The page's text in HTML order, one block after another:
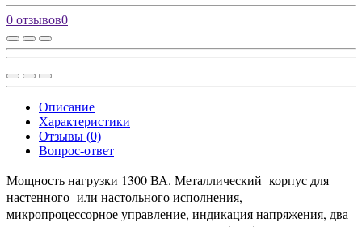
0 отзывов0
Описание
Характеристики
Отзывы (0)
Вопрос-ответ
Мощность нагрузки 1300 ВА. Металлический корпус для
настенного или настольного исполнения,
микропроцессорное управление, индикация напряжения, два